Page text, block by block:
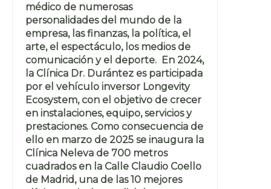
médico de numerosas
personalidades del mundo de la
empresa, las finanzas, la política, el
arte, el espectáculo, los medios de
comunicación y el deporte. En 2024,
la Clínica Dr. Durántez es participada
por el vehículo inversor Longevity
Ecosystem, con el objetivo de crecer
en instalaciones, equipo, servicios y
prestaciones. Como consecuencia de
ello en marzo de 2025 se inaugura la
Clínica Neleva de 700 metros
cuadrados en la Calle Claudio Coello
de Madrid, una de las 10 mejores